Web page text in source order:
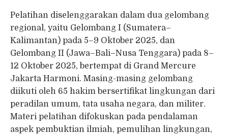
Pelatihan diselenggarakan dalam dua gelombang
regional, yaitu Gelombang I (Sumatera–
Kalimantan) pada 5–9 Oktober 2025, dan
Gelombang II (Jawa–Bali–Nusa Tenggara) pada 8–
12 Oktober 2025, bertempat di Grand Mercure
Jakarta Harmoni. Masing-masing gelombang
diikuti oleh 65 hakim bersertifikat lingkungan dari
peradilan umum, tata usaha negara, dan militer.
Materi pelatihan difokuskan pada pendalaman
aspek pembuktian ilmiah, pemulihan lingkungan,